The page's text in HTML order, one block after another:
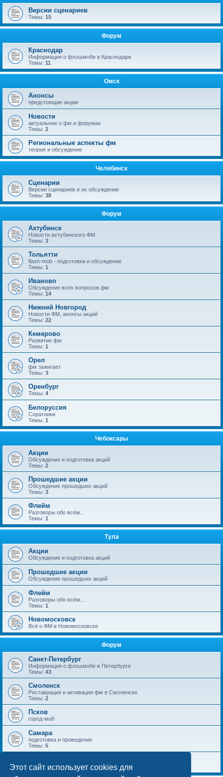
Этот сайт использует cookies для
Версии сценариев
Темы: 15
Форум
Краснодар
Информация о флэшмобе в Краснодаре
Темы: 11
Омск
Анонсы
предстоящие акции
Новости
актуальное о фм и форумах
Темы: 2
Региональные аспекты фм
теория и обсуждение
Челябинск
Сценарии
Версии сценариев и их обсуждение
Темы: 38
Форум
Ахтубинск
Новости ахтубинского ФМ
Темы: 3
Тольятти
flash-mob - подготовка и обсуждение
Темы: 1
Иваново
Обсуждение всех вопросов фм
Темы: 14
Нижний Новгород
Новости ФМ, анонсы акций
Темы: 22
Кемерово
Развитие фм
Темы: 1
Орел
фм зажигает
Темы: 3
Оренбург
Темы: 4
Белоруссия
Соратники
Темы: 1
Чебоксары
Акции
Обсуждение и подготовка акций
Темы: 2
Прошедшие акции
Обсуждение прошедших акций
Темы: 3
Флейм
Разговоры обо всём...
Темы: 1
Тула
Акции
Обсуждение и подготовка акций
Прошедшие акции
Обсуждение прошедших акций
Флейм
Разговоры обо всём...
Темы: 1
Новомосковск
Всё о ФМ в Новомосковске
Форум
Санкт-Петербург
Информация о флэшмобе в Петербурге
Темы: 43
Смоленск
Реставрация и активация фм в Смоленске
Темы: 2
Псков
город-моб
Самара
подготовка и проведение
Темы: 5
Темы: 4